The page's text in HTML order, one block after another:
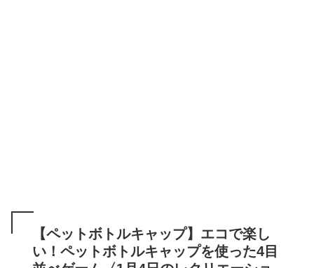
【ペットボトルキャップ】エコで楽し
い！ペットボトルキャップを使った4目